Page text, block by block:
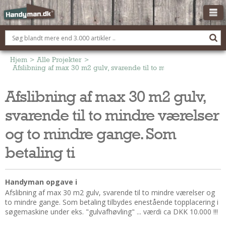
OM HANDYMAN.DK
FÅ 3 TILBUD
ANNONCERING
BOLIG KØBERÅDGIVNING
TØMRER/SNEDKER
Reparation Og Vedligehold
Alt Om Køkkenet
Om Materialer
Om Værktøj
Andet
ELEKTRIKER
Hjem > Alle Projekter >
Afslibning af max 30 m2 gulv, svarende til to mindre værelser
Afslibning af max 30 m2 gulv,
svarende til to mindre værelser
og to mindre gange. Som
betaling ti
Handyman opgave i
Afslibning af max 30 m2 gulv, svarende til to mindre værelser og
to mindre gange. Som betaling tilbydes enestående topplacering i
søgemaskine under eks. "gulvafhøvling" ... værdi ca DKK 10.000 !!!